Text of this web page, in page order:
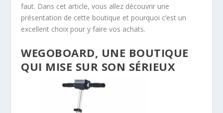
faut. Dans cet article, vous allez découvrir une
présentation de cette boutique et pourquoi c’est un
excellent choix pour y faire vos achats.
WEGOBOARD, UNE BOUTIQUE
QUI MISE SUR SON SÉRIEUX